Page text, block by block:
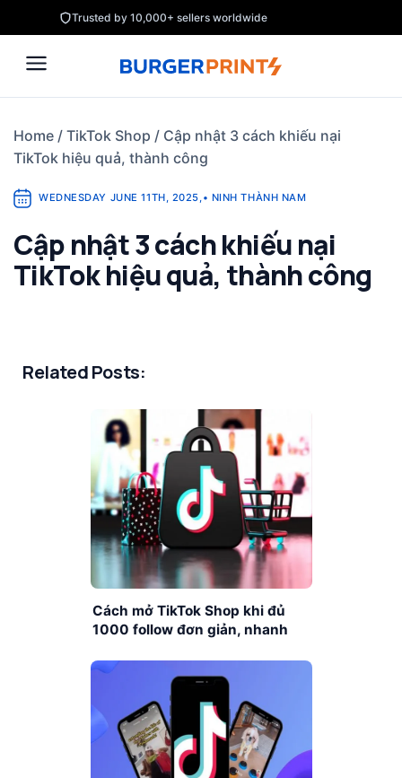
to
content
Trusted by 10,000+ sellers worldwide
Home / TikTok Shop / Cập nhật 3 cách khiếu nại
TikTok hiệu quả, thành công
WEDNESDAY JUNE 11TH, 2025,• NINH THÀNH NAM
Cập nhật 3 cách khiếu nại
TikTok hiệu quả, thành công
Related Posts:
Cách mở TikTok Shop khi đủ
1000 follow đơn giản, nhanh